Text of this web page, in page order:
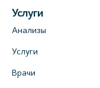
Услуги
Анализы
Услуги
Врачи